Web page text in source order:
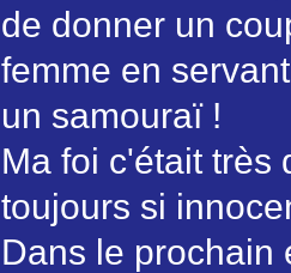
de donner un
femme en
un samouraï !
Ma foi c'était très
toujours si
Dans le prochain